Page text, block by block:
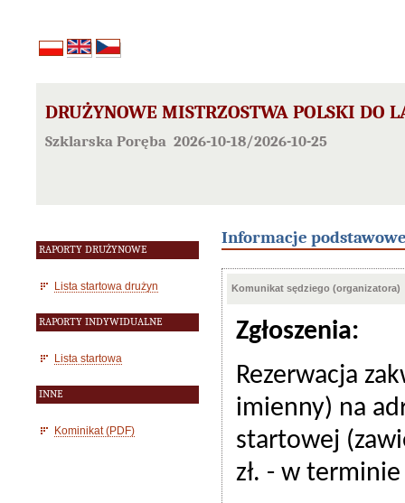
DRUŻYNOWE MISTRZOSTWA POLSKI DO
Szklarska Poręba 2026-10-18/2026-10-25
RAPORTY DRUŻYNOWE
Lista startowa drużyn
RAPORTY INDYWIDUALNE
Lista startowa
INNE
Kominikat (PDF)
Informacje
Komunikat sędziego (organizatora)
Zgłoszenia:
Rezerwacja
imienny) na
startowej
zł. - w